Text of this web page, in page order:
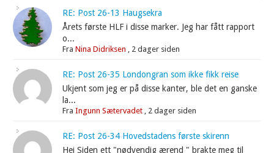
RE: Post 26-13 Haugsekra
Årets første HLF i disse marker. Jeg har fått rapport
o...
FraNina Didriksen , 2 dager siden
RE: Post 26-35 Londongran som ikke fikk reise
Ukjent som jeg er på disse kanter, ble det en ganske
la...
FraIngunn Sætervadet , 2 dager siden
RE: Post 26-34 Hovedstadens første skirenn
Hei Siden ett "nødvendig ærend " brakte meg til